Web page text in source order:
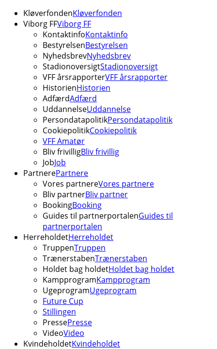
KløverfondenKløverfonden
Viborg FFViborg FF
KontaktinfoKontaktinfo
BestyrelsenBestyrelsen
NyhedsbrevNyhedsbrev
StadionoversigtStadionoversigt
VFF årsrapporterVFF årsrapporter
HistorienHistorien
AdfærdAdfærd
UddannelseUddannelse
PersondatapolitikPersondatapolitik
CookiepolitikCookiepolitik
VFF Amatør
Bliv frivilligBliv frivillig
JobJob
PartnerePartnere
Vores partnereVores partnere
Bliv partnerBliv partner
BookingBooking
Guides til partnerportalenGuides til
partnerportalen
HerreholdetHerreholdet
TruppenTruppen
TrænerstabenTrænerstaben
Holdet bag holdetHoldet bag holdet
KampprogramKampprogram
UgeprogramUgeprogram
Future Cup
Stillingen
PressePresse
VideoVideo
KvindeholdetKvindeholdet